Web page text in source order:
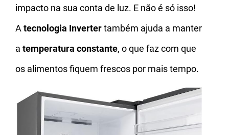
impacto na sua conta de luz. E não é só isso!
Atecnologia Invertertambém ajuda a manter
a temperatura constante, o que faz com que
os alimentos fiquem frescos por mais tempo.